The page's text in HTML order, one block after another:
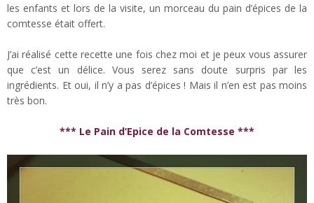
les enfants et lors de la visite, un morceau du pain d’épices de la
comtesse était offert.
J’ai réalisé cette recette une fois chez moi et je peux vous assurer
que c’est un délice. Vous serez sans doute surpris par les
ingrédients. Et oui, il n’y a pas d’épices ! Mais il n’en est pas moins
très bon.
*** Le Pain d’Epice de la Comtesse ***